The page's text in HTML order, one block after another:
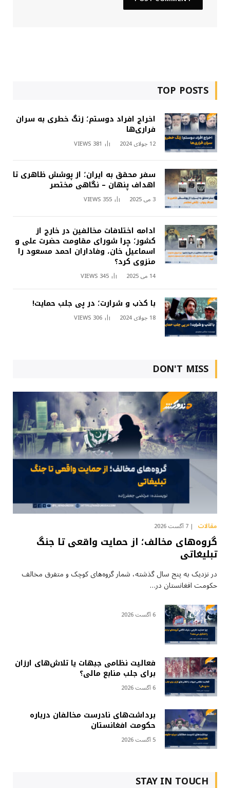
TOP POSTS
اخراج افراد دوستم؛ زنگ خطری به سران
فراری‌ها
12 جولای 2024 381
VIEWS
سفر محقق به ایران؛ از پوشش ظاهری تا
اهداف پنهان – نگاهی مختصر
3 می 2025 355
VIEWS
ادامه اختلافات مخالفین در خارج از
کشور؛ چرا شورای مقاومت حضرت علی و
اسماعیل خان، وفاداران احمد مسعود را
منزوی کرد؟
14 می 2025 345
VIEWS
با کذب و شرارت؛ در پی جلب حمایت!
18 جولای 2024 306
VIEWS
DON'T MISS
مقالات 7 آگست 2026
گروه‌های مخالف؛ از حمایت واقعی تا جنگ
تبلیغاتی
در نزدیک به پنج سال گذشته، شمار گروه‌های کوچک و متفرق مخالف
حکومت افغانستان در…
6 آگست 2026
فعالیت نظامی جبهات یا تلاش‌های ارزان
برای جلب منابع مالی؟
6 آگست 2026
برداشت‌های نادرست مخالفان درباره
حکومت افغانستان
5 آگست 2026
STAY IN TOUCH